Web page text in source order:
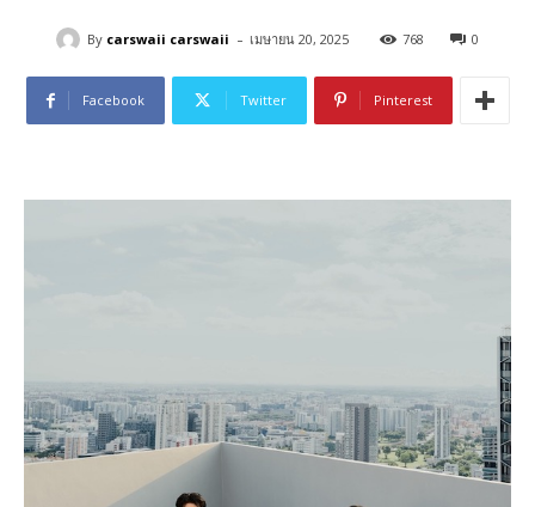
By carswaii carswaii - เมษายน 20, 2025 768 0
Facebook Twitter Pinterest